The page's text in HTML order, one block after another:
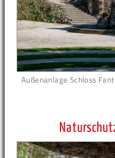
Außenanlage Schloss